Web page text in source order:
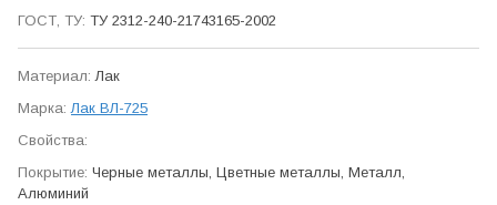
ТУ 2312-240-21743165-2002
Лак
Лак ВЛ-725
Черные металлы, Цветные металлы, Металл,
Алюминий